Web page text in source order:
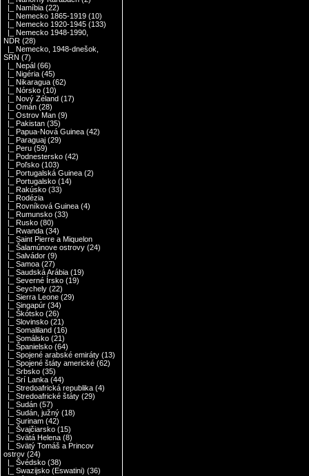
|_ Namíbia (22)
|_ Nemecko 1865-1919 (10)
|_ Nemecko 1920-1945 (133)
|_ Nemecko 1948-1990,
NDR (28)
|_ Nemecko, 1948-dnešok,
SRN (7)
|_ Nepál (66)
|_ Nigéria (45)
|_ Nikaragua (62)
|_ Nórsko (10)
|_ Nový Zéland (17)
|_ Omán (28)
|_ Ostrov Man (9)
|_ Pakistan (35)
|_ Papua-Nová Guinea (42)
|_ Paraguaj (29)
|_ Peru (59)
|_ Podnestersko (42)
|_ Poľsko (103)
|_ Portugalská Guinea (2)
|_ Portugalsko (14)
|_ Rakúsko (33)
|_ Rodézia
|_ Rovníková Guinea (4)
|_ Rumunsko (33)
|_ Rusko (80)
|_ Rwanda (34)
|_ Saint Pierre a Miquelon
|_ Šalamúnove ostrovy (24)
|_ Salvádor (9)
|_ Samoa (27)
|_ Saudská Arábia (19)
|_ Severné Írsko (19)
|_ Seychely (22)
|_ Sierra Leone (29)
|_ Singapúr (34)
|_ Škótsko (26)
|_ Slovinsko (21)
|_ Somaliland (16)
|_ Somálsko (21)
|_ Španielsko (64)
|_ Spojené arabské emiráty (13)
|_ Spojené štáty americké (62)
|_ Srbsko (35)
|_ Srí Lanka (44)
|_ Stredoafrická republika (4)
|_ Stredoafrické štáty (29)
|_ Sudán (57)
|_ Sudán, južný (18)
|_ Surinam (42)
|_ Švajčiarsko (15)
|_ Svätá Helena (8)
|_ Svätý Tomáš a Princov
ostrov (24)
|_ Švédsko (38)
|_ Swazijsko (Eswatini) (36)